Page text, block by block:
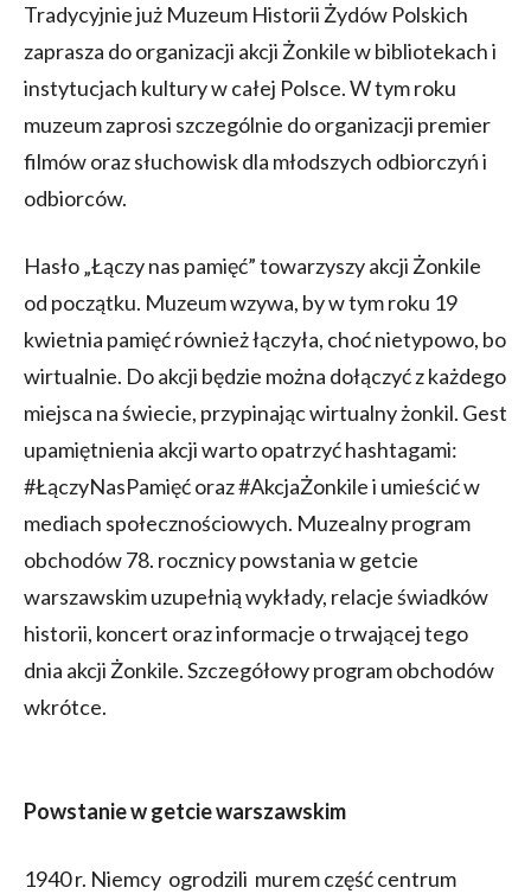
Tradycyjnie już Muzeum Historii Żydów Polskich
zaprasza do organizacji akcji Żonkile w bibliotekach i
instytucjach kultury w całej Polsce. W tym roku
muzeum zaprosi szczególnie do organizacji premier
filmów oraz słuchowisk dla młodszych odbiorczyń i
odbiorców.
Hasło „Łączy nas pamięć” towarzyszy akcji Żonkile
od początku. Muzeum wzywa, by w tym roku 19
kwietnia pamięć również łączyła, choć nietypowo, bo
wirtualnie. Do akcji będzie można dołączyć z każdego
miejsca na świecie, przypinając wirtualny żonkil. Gest
upamiętnienia akcji warto opatrzyć hashtagami:
#ŁączyNasPamięć oraz #AkcjaŻonkile i umieścić w
mediach społecznościowych. Muzealny program
obchodów 78. rocznicy powstania w getcie
warszawskim uzupełnią wykłady, relacje świadków
historii, koncert oraz informacje o trwającej tego
dnia akcji Żonkile. Szczegółowy program obchodów
wkrótce.
Powstanie w getcie warszawskim
1940 r. Niemcy ogrodzili murem część centrum